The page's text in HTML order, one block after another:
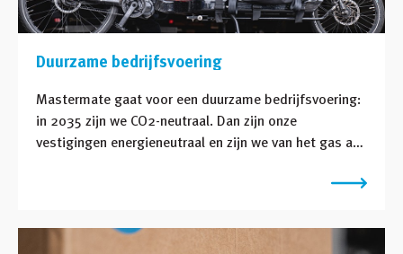
Duurzame bedrijfsvoering
Mastermate gaat voor een duurzame bedrijfsvoering:
in 2035 zijn we CO2-neutraal. Dan zijn onze
vestigingen energieneutraal en zijn we van het gas af.